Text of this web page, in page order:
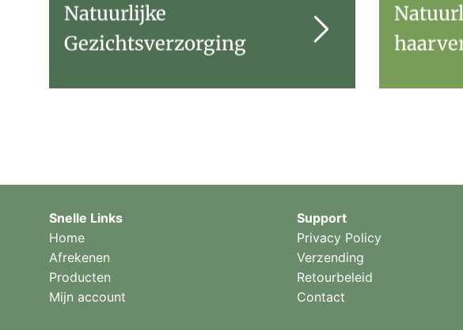
Natuurlijke
Gezichtsverzorging
Snelle Links
Home
Afrekenen
Producten
Mijn account
Support
Privacy Policy
Verzending
Retourbeleid
Contact